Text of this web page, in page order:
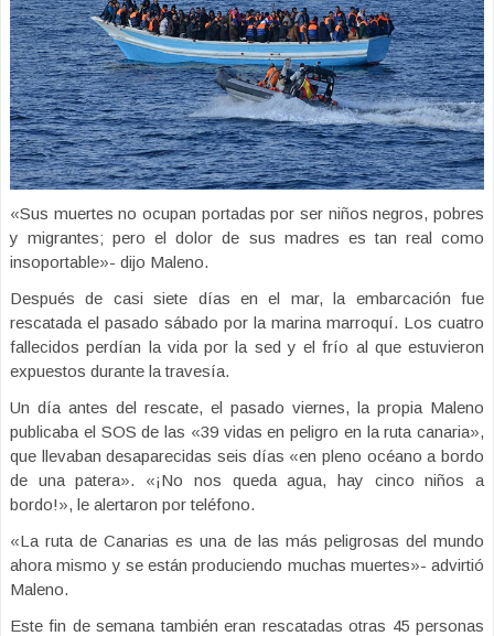
«Sus muertes no ocupan portadas por ser niños negros, pobres
y migrantes; pero el dolor de sus madres es tan real como
insoportable»- dijo Maleno.
Después de casi siete días en el mar, la embarcación fue
rescatada el pasado sábado por la marina marroquí. Los cuatro
fallecidos perdían la vida por la sed y el frío al que estuvieron
expuestos durante la travesía.
Un día antes del rescate, el pasado viernes, la propia Maleno
publicaba el SOS de las «39 vidas en peligro en la ruta canaria»,
que llevaban desaparecidas seis días «en pleno océano a bordo
de una patera». «¡No nos queda agua, hay cinco niños a
bordo!», le alertaron por teléfono.
«La ruta de Canarias es una de las más peligrosas del mundo
ahora mismo y se están produciendo muchas muertes»- advirtió
Maleno.
Este fin de semana también eran rescatadas otras 45 personas